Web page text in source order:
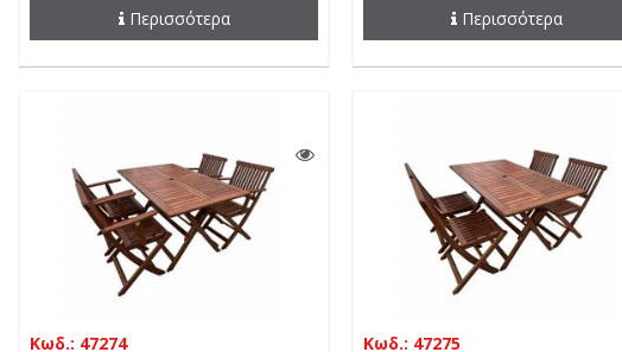
Περισσότερα Περισσότερα
Κωδ.: 47274 Κωδ.: 47275